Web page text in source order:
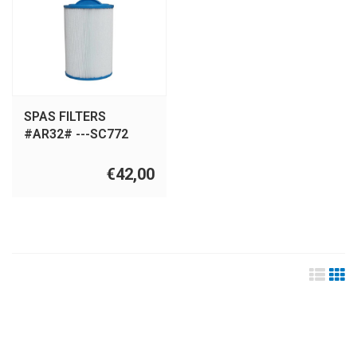
SPAS FILTERS
#AR32# ---SC772
€42,00